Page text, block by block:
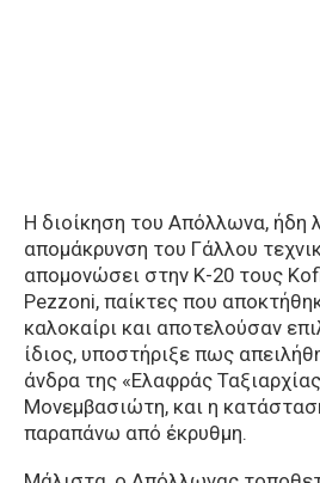
Η διοίκηση του Απόλλωνα, ήδη
απομάκρυνση του Γάλλου
απομονώσει στην Κ-20 τους
Pezzoni, παίκτες που
καλοκαίρι και αποτελούσαν
ίδιος, υποστήριξε πως
άνδρα της «Ελαφράς
Μονεμβασιώτη, και η
παραπάνω από έκρυθμη.